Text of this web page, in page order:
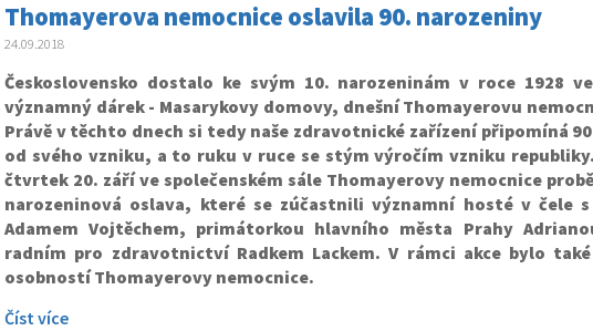
Thomayerova nemocnice oslavila 90. narozeniny
24.09.2018
Československo dostalo ke svým 10. narozeninám v roce 1928
významný dárek - Masarykovy domovy, dnešní Thomayerovu
Právě v těchto dnech si tedy naše zdravotnické zařízení připomíná
od svého vzniku, a to ruku v ruce se stým výročím vzniku
čtvrtek 20. září ve společenském sále Thomayerovy nemocnice
narozeninová oslava, které se zúčastnili významní hosté v čele
Adamem Vojtěchem, primátorkou hlavního města Prahy
radním pro zdravotnictví Radkem Lackem. V rámci akce bylo
osobností Thomayerovy nemocnice.
Číst více